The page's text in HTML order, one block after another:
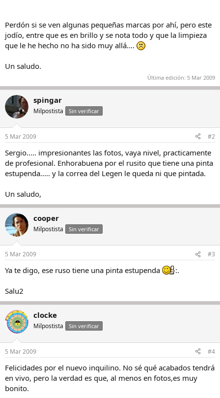
Perdón si se ven algunas pequeñas marcas por ahí, pero este
jodío, entre que es en brillo y se nota todo y que la limpieza
que le he hecho no ha sido muy allá....
Un saludo.
Última edición: 5 Mar 2009
spingar
Milpostista Sin verificar
5 Mar 2009 #2
Sergio..... impresionantes las fotos, vaya nivel, practicamente
de profesional. Enhorabuena por el rusito que tiene una pinta
estupenda..... y la correa del Legen le queda ni que pintada.
Un saludo,
cooper
Milpostista Sin verificar
5 Mar 2009 #3
Ya te digo, ese ruso tiene una pinta estupenda :.
Salu2
clocke
Milpostista Sin verificar
5 Mar 2009 #4
Felicidades por el nuevo inquilino. No sé qué acabados tendrá
en vivo, pero la verdad es que, al menos en fotos,es muy
bonito.